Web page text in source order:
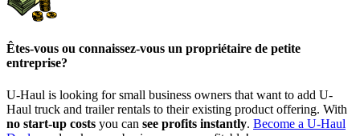
Êtes-vous ou connaissez-vous un propriétaire de petite
entreprise?
U-Haul is looking for small business owners that want to add U-
Haul truck and trailer rentals to their existing product offering. With
no start-up costs you can see profits instantly. Become a U-Haul